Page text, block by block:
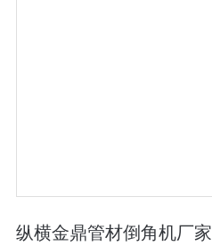
纵横金鼎管材倒角机厂家